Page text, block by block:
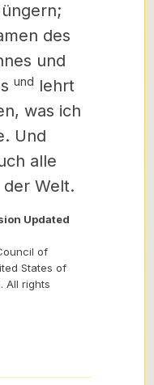
des
und
und lehrt
was ich
Und
alle
der Welt.
Updated
of
States of
All rights